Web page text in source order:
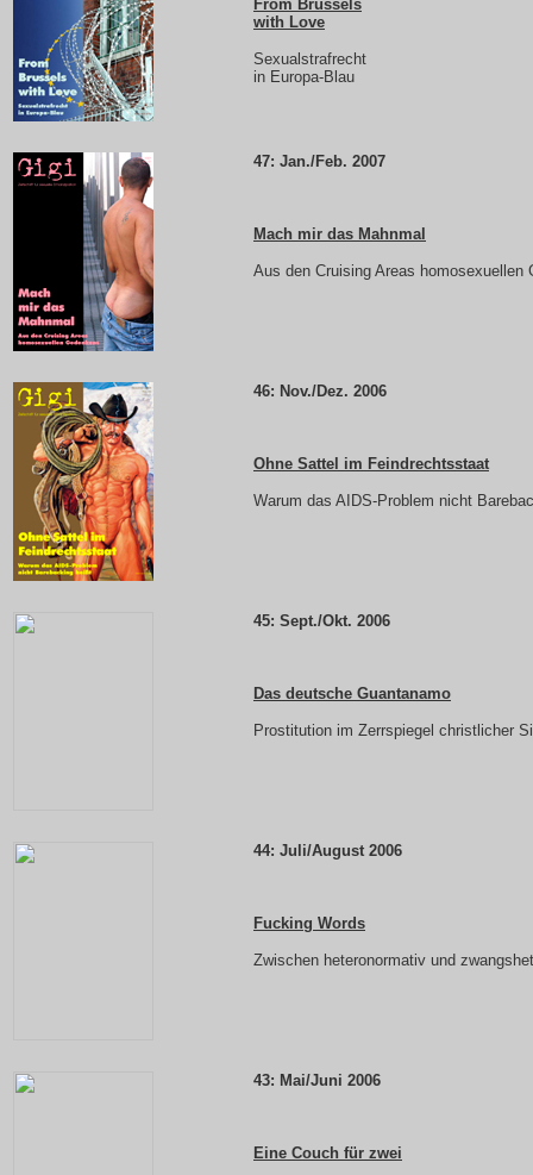
From Brussels
with Love
Sexualstrafrecht
in Europa-Blau
47: Jan./Feb. 2007
Mach mir das Mahnmal
Aus den Cruising Areas homosexuellen
46: Nov./Dez. 2006
Ohne Sattel im Feindrechtsstaat
Warum das AIDS-Problem nicht
45: Sept./Okt. 2006
Das deutsche Guantanamo
Prostitution im Zerrspiegel christlicher
44: Juli/August 2006
Fucking Words
Zwischen heteronormativ und
43: Mai/Juni 2006
Eine Couch für zwei